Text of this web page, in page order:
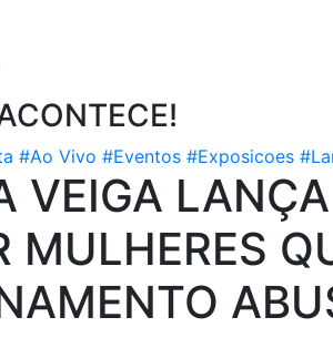
#Ao Vivo #Eventos #Exposicoes
VEIGA
MULHERES